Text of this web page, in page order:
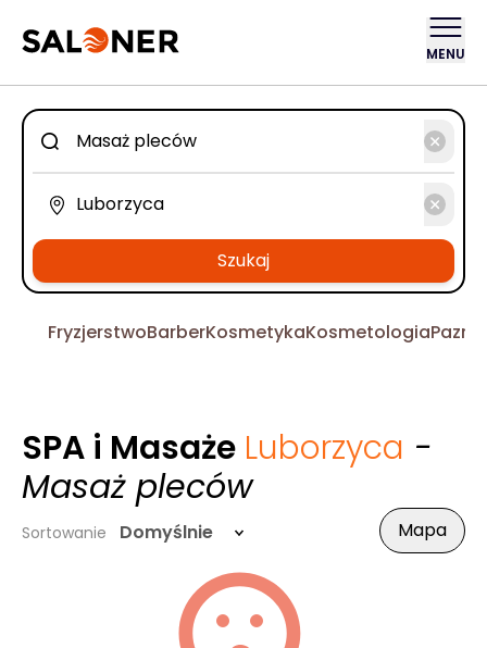
MENU
Szukaj
FryzjerstwoBarberKosmetykaKosmetologia
SPA i Masaże Luborzyca -
Masaż pleców
Sortowanie Domyślnie Mapa